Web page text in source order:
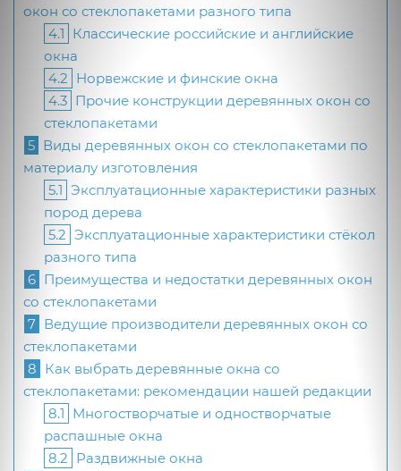
окон со стеклопакетами разного типа
4.1 Классические российские и английские
окна
4.2 Норвежские и финские окна
4.3 Прочие конструкции деревянных окон со
стеклопакетами
5 Виды деревянных окон со стеклопакетами по
материалу изготовления
5.1 Эксплуатационные характеристики разных
пород дерева
5.2 Эксплуатационные характеристики стёкол
разного типа
6 Преимущества и недостатки деревянных окон
со стеклопакетами
7 Ведущие производители деревянных окон со
стеклопакетами
8 Как выбрать деревянные окна со
стеклопакетами: рекомендации нашей редакции
8.1 Многостворчатые и одностворчатые
распашные окна
8.2 Раздвижные окна